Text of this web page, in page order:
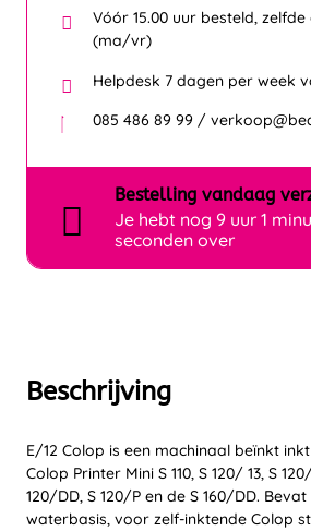
Beschrijving
E/12 Colop is een machinaal beïnkt
Colop Printer Mini S 110, S 120/ 13, S
120/DD, S 120/P en de S 160/DD.
waterbasis, voor zelf-inktende Colop
Vóór 15.00 uur besteld,
(ma/vr)
Helpdesk 7 dagen per week
085 486 89 99 /
Bestelling vandaag
Je hebt nog 9 uur 1
seconden over